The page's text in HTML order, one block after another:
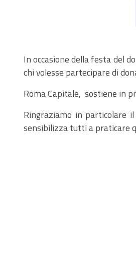
In occasione della festa del
chi volesse partecipare di
Roma Capitale, sostiene in
Ringraziamo in particolare
sensibilizza tutti a praticare